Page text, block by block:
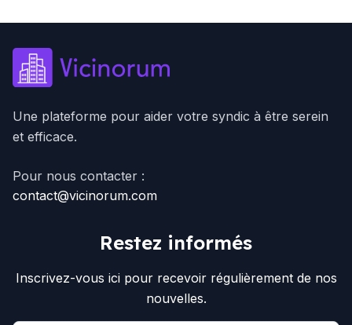
Une plateforme pour aider votre syndic à être serein
et efficace.
Pour nous contacter :
contact@vicinorum.com
Restez informés
Inscrivez-vous ici pour recevoir régulièrement de nos
nouvelles.